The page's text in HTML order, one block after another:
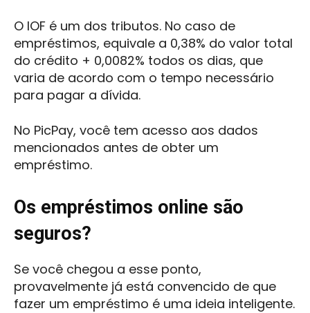
O IOF é um dos tributos. No caso de
empréstimos, equivale a 0,38% do valor total
do crédito + 0,0082% todos os dias, que
varia de acordo com o tempo necessário
para pagar a dívida.
No PicPay, você tem acesso aos dados
mencionados antes de obter um
empréstimo.
Os empréstimos online são
seguros?
Se você chegou a esse ponto,
provavelmente já está convencido de que
fazer um empréstimo é uma ideia inteligente.